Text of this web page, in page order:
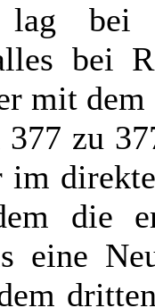
lag bei
bei
mit
zu
im
die
eine